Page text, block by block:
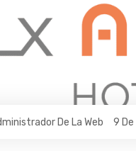
De La Web 9